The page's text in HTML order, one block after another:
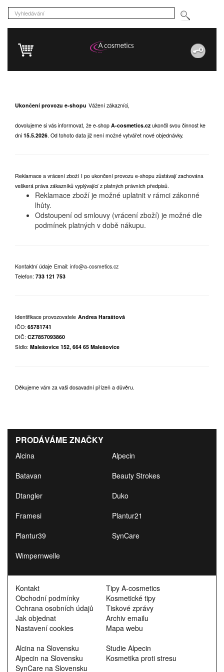
Ukončení provozu e-shopu Vážení zákazníci,
dovolujeme si vás informovat, že e-shop A-cosmetics.cz ukončil svou činnost ke
dni 15.5.2026. Od tohoto data již není možné vytvářet nové objednávky.
Reklamace a vrácení zboží I po ukončení provozu e-shopu zůstávají zachována
veškerá práva zákazníků vyplývající z platných právních předpisů.
Reklamace zboží je možné uplatnit v rámci zákonné
lhůty.
Odstoupení od smlouvy (vrácení zboží) je možné dle
podmínek platných v době nákupu.
Kontaktní údaje Email: info@a-cosmetics.cz
Telefon: 733 121 753
Identifikace provozovatele Andrea Haraštová
IČO: 65781741
DIČ: CZ7857093860
Sídlo: Malešovice 152, 664 65 Malešovice
Děkujeme vám za vaši dosavadní přízeň a důvěru.
PRODÁVÁME ZNAČKY
Alcina
Alpecin
Batavan
Beauty Strokes
Dtangler
Duko
Framesi
Plantur21
Plantur39
SynCare
Wimpernwelle
Kontakt
Obchodní podmínky
Ochrana osobních údajů
Jak objednat
Nastavení cookies
Alcina na Slovensku
Alpecin na Slovensku
SynCare na Slovensku
Tipy A-cosmetics
Kosmetické tipy
Tiskové zprávy
Archiv emailu
Mapa webu
Studie Alpecin
Kosmetika proti stresu